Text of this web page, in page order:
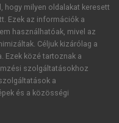
milyen oldalakat keresett
Ezek az információk a
használhatóak, mivel az
Céljuk kizárólag a
Ezek közé tartoznak a
szolgáltatásokhoz
a
és a közösségi